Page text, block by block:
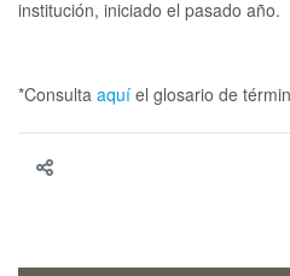
institución, iniciado el pasado año.
*Consulta aquí el glosario de